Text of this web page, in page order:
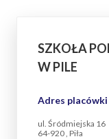
SZKOŁA
W PILE
Adres placówki
ul. Śródmiejska 16
64-920 , Piła